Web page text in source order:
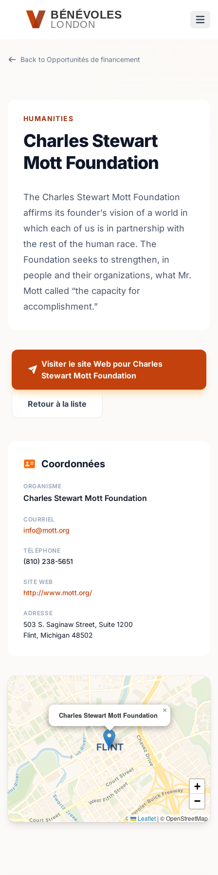
Passer au contenu principal
BÉNÉVOLES
LONDON
Back to Opportunités de financement
HUMANITIES
Charles Stewart
Mott Foundation
The Charles Stewart Mott Foundation
affirms its founder’s vision of a world in
which each of us is in partnership with
the rest of the human race. The
Foundation seeks to strengthen, in
people and their organizations, what Mr.
Mott called “the capacity for
accomplishment.”
Visiter le site Web pour Charles
Stewart Mott Foundation
Retour à la liste
Coordonnées
ORGANISME
Charles Stewart Mott Foundation
COURRIEL
info@mott.org
TÉLÉPHONE
(810) 238-5651
SITE WEB
http://www.mott.org/
ADRESSE
503 S. Saginaw Street, Suite 1200
Flint, Michigan 48502
Charles Stewart Mott Foundation
×
+
−
Leaflet | © OpenStreetMap